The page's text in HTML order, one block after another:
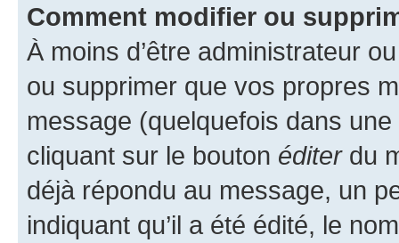
Comment modifier ou
À moins d’être administrateur
ou supprimer que vos propres
message (quelquefois dans
cliquant sur le bouton éditerdu
déjà répondu au message, un
indiquant qu’il a été édité, le